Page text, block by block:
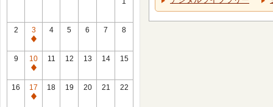
2
3
休
館
日
4 5 6 7 8
9
10
休
館
日
11 12 13 14 15
16
17
休
18 19 20 21 22